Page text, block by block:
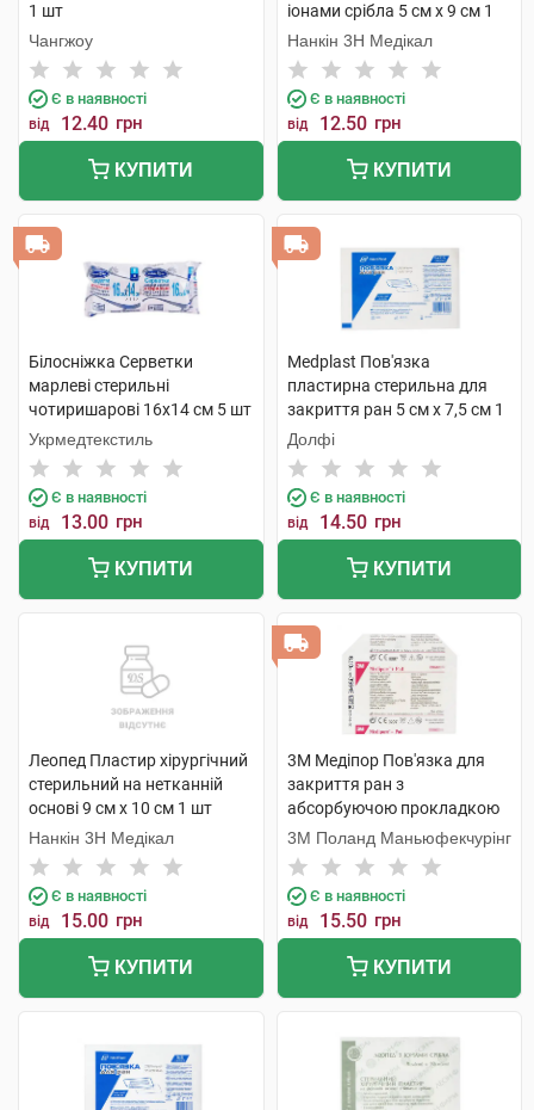
1 шт
Чангжоу
Є в наявності
від 12.40 грн
КУПИТИ
іонами срібла 5 см х 9 см 1
шт
Нанкін 3H Медікал
Є в наявності
від 12.50 грн
КУПИТИ
Білосніжка Серветки
марлеві стерильні
чотиришарові 16x14 cм 5 шт
Укрмедтекстиль
Є в наявності
від 13.00 грн
КУПИТИ
Medplast Пов'язка
пластирна стерильна для
закриття ран 5 см х 7,5 см 1
шт
Долфі
Є в наявності
від 14.50 грн
КУПИТИ
Леопед Пластир хірургічний
стерильний на нетканній
основі 9 см х 10 см 1 шт
Нанкін 3H Медікал
Є в наявності
від 15.00 грн
КУПИТИ
3M Медіпор Пов'язка для
закриття ран з
абсорбуючою прокладкою
розмір 6 см х 10 см 1 шт
3M Поланд Маньюфекчурінг
Є в наявності
від 15.50 грн
КУПИТИ